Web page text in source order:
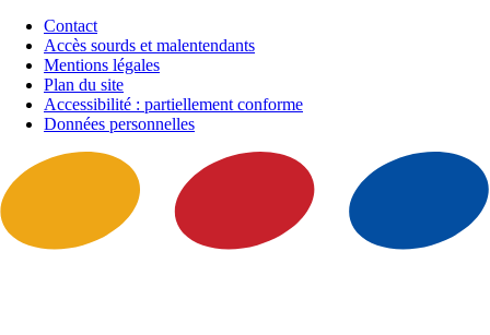
Contact
Accès sourds et malentendants
Mentions légales
Plan du site
Accessibilité : partiellement conforme
Données personnelles